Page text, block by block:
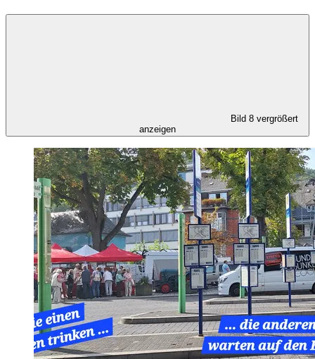
Bild 8 vergrößert
anzeigen